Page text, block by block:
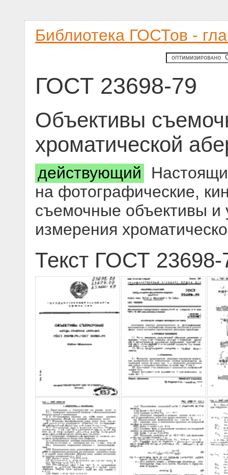
Библиотека ГОСТов -
ГОСТ 23698-79
Объективы
хроматической
действующий
на фотографические,
съемочные объективы и
измерения
Текст ГОСТ 23698-